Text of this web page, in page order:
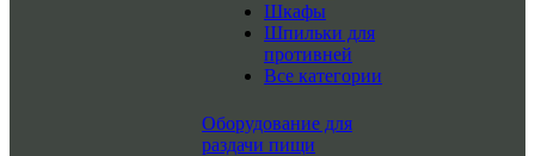
Шкафы
Шпильки для
противней
Все категории
Оборудование для
раздачи пищи